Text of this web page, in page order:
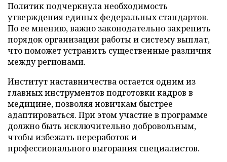
Политик подчеркнула необходимость
утверждения единых федеральных стандартов.
По ее мнению, важно законодательно закрепить
порядок организации работы и систему выплат,
что поможет устранить существенные различия
между регионами.
Институт наставничества остается одним из
главных инструментов подготовки кадров в
медицине, позволяя новичкам быстрее
адаптироваться. При этом участие в программе
должно быть исключительно добровольным,
чтобы избежать переработок и
профессионального выгорания специалистов.